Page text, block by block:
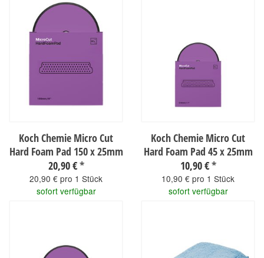
Koch Chemie Micro Cut
Hard Foam Pad 150 x 25mm
20,90 €*
20,90 € pro 1 Stück
sofort verfügbar
Koch Chemie Micro Cut
Hard Foam Pad 45 x 25mm
10,90 €*
10,90 € pro 1 Stück
sofort verfügbar